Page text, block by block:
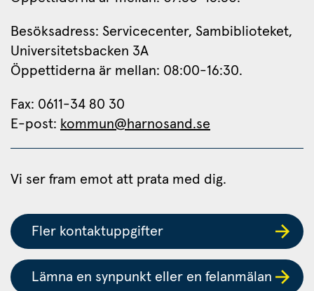
Besöksadress: Servicecenter, Sambiblioteket,
Universitetsbacken 3A
Öppettiderna är mellan: 08:00-16:30.
Fax: 0611-34 80 30
E-post: kommun@harnosand.se
Vi ser fram emot att prata med dig.
Fler kontaktuppgifter
Lämna en synpunkt eller en felanmälan